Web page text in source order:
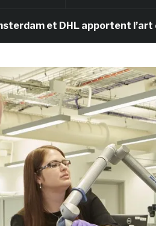
et DHL apportent l’art dans